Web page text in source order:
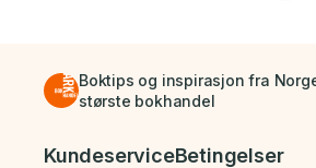
Boktips og inspirasjon fra
største bokhandel
Bunnmeny
KundeserviceBetingelser